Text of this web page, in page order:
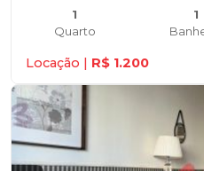
1
Quarto
1
Locação | R$ 1.200